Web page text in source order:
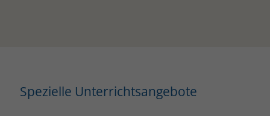
Spezielle Unterrichtsangebote